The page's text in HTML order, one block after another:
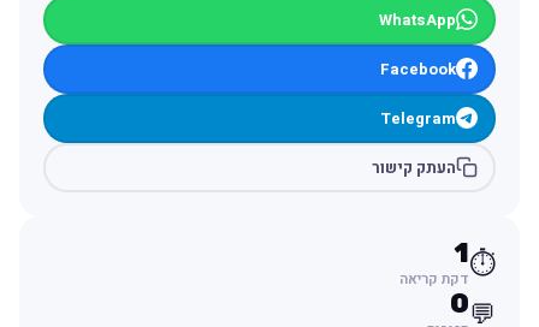
WhatsApp
Facebook
Telegram
העתק קישור
⏱️
1
דקת קריאה
💬
0